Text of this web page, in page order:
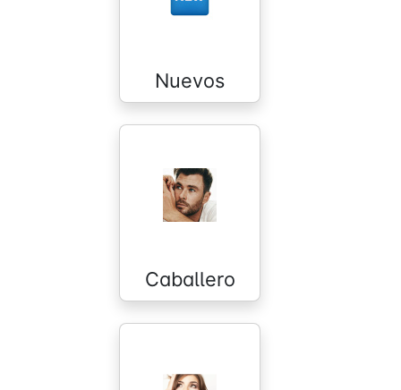
Nuevos
Caballero